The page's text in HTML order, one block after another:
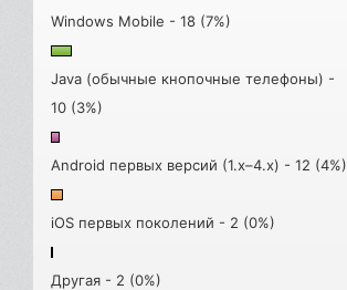
Windows Mobile - 18 (7%)
Java (обычные кнопочные телефоны) -
10 (3%)
Android первых версий (1.x–4.x) - 12 (4%)
iOS первых поколений - 2 (0%)
Другая - 2 (0%)